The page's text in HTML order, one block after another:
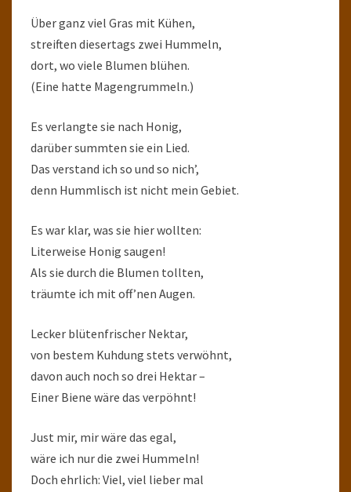
Über ganz viel Gras mit Kühen,
streiften diesertags zwei Hummeln,
dort, wo viele Blumen blühen.
(Eine hatte Magengrummeln.)
Es verlangte sie nach Honig,
darüber summten sie ein Lied.
Das verstand ich so und so nich’,
denn Hummlisch ist nicht mein Gebiet.
Es war klar, was sie hier wollten:
Literweise Honig saugen!
Als sie durch die Blumen tollten,
träumte ich mit off’nen Augen.
Lecker blütenfrischer Nektar,
von bestem Kuhdung stets verwöhnt,
davon auch noch so drei Hektar –
Einer Biene wäre das verpöhnt!
Just mir, mir wäre das egal,
wäre ich nur die zwei Hummeln!
Doch ehrlich: Viel, viel lieber mal